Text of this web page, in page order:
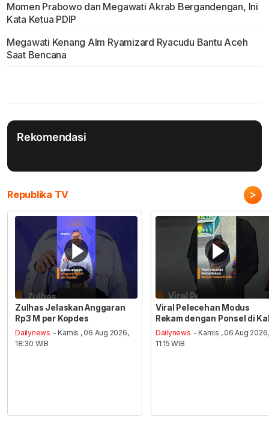
Momen Prabowo dan Megawati Akrab Bergandengan, Ini
Kata Ketua PDIP
Megawati Kenang Alm Ryamizard Ryacudu Bantu Aceh
Saat Bencana
Rekomendasi
Republika TV >
Zulhas Jelaskan Anggaran
Rp3 M per Kopdes
Dailynews - Kamis , 06 Aug 2026,
18:30 WIB
Viral Pelecehan Modus
Rekam dengan Ponsel di
Dailynews - Kamis , 06 Aug 2026,
11:15 WIB